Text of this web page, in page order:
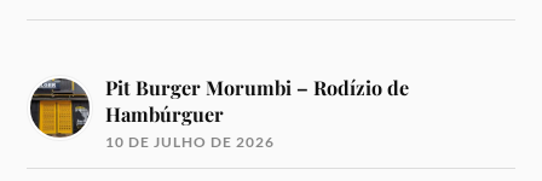
Pit Burger Morumbi – Rodízio de
Hambúrguer
10 DE JULHO DE 2026